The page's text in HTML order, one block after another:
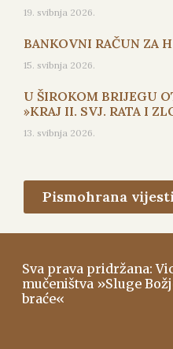
19. svibnja 2026.
BANKOVNI RAČUN ZA
15. svibnja 2026.
U ŠIROKOM BRIJEGU
»KRAJ II. SVJ. RATA I
13. svibnja 2026.
Pismohrana
Sva prava pridržana:
mučeništva »Sluge
braće«